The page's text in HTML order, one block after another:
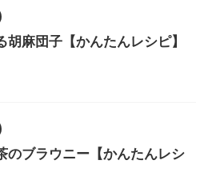
胡麻団子【かんたんレシピ】
のブラウニー【かんたんレシ